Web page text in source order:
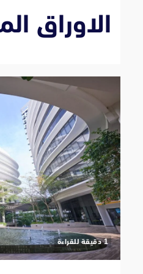
الاوراق
‫1 دقيقة للقراءة